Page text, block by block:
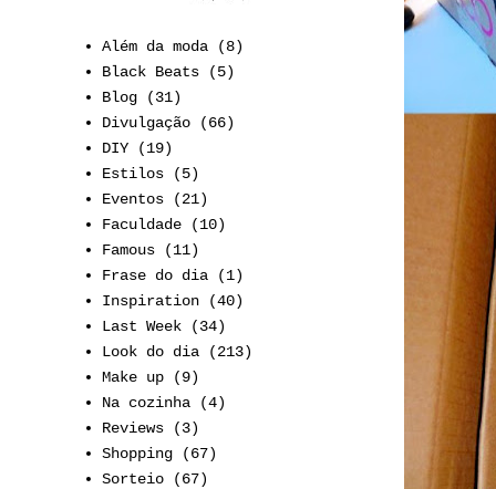
Além da moda
(8)
Black Beats
(5)
Blog
(31)
Divulgação
(66)
DIY
(19)
Estilos
(5)
Eventos
(21)
Faculdade
(10)
Famous
(11)
Frase do dia
(1)
Inspiration
(40)
Last Week
(34)
Look do dia
(213)
Make up
(9)
Na cozinha
(4)
Reviews
(3)
Shopping
(67)
Sorteio
(67)